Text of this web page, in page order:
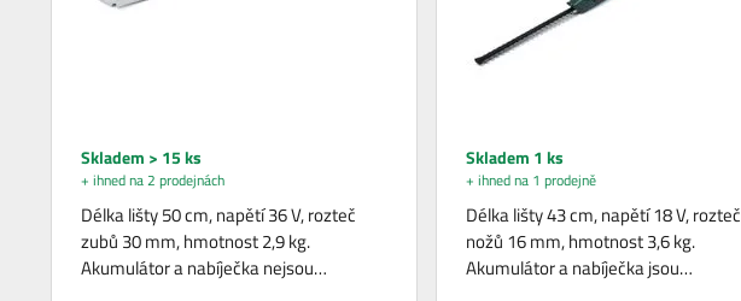
Skladem > 15 ks
+ ihned na 2 prodejnách
Délka lišty 50 cm, napětí 36 V, rozteč
zubů 30 mm, hmotnost 2,9 kg.
Akumulátor a nabíječka nejsou…
Skladem 1 ks
+ ihned na 1 prodejně
Délka lišty 43 cm, napětí 18 V, rozteč
nožů 16 mm, hmotnost 3,6 kg.
Akumulátor a nabíječka jsou…